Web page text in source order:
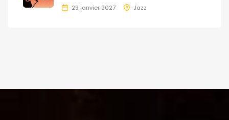
29 janvier 2027 Jazz